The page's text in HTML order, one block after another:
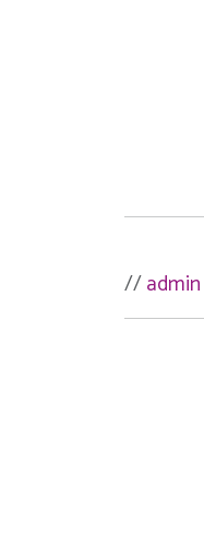
//admin